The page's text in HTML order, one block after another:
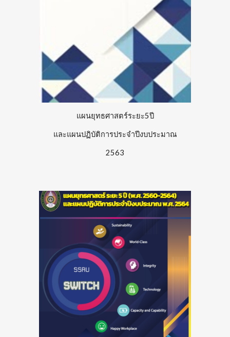
แผนยุทธศาสตร์ระยะ5ปี
และแผนปฏิบัติการประจำปีงบประมาณ
2563